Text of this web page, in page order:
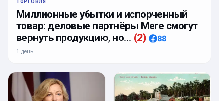
ТОРГОВЛЯ
Миллионные убытки и испорченный
товар: деловые партнёры Mere смогут
вернуть продукцию, но… (2) 88
1 день